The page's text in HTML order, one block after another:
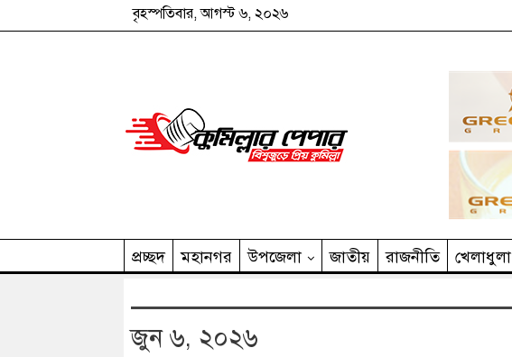
বৃহস্পতিবার, আগস্ট ৬, ২০২৬
প্রচ্ছদ মহানগর উপজেলা জাতীয় রাজনীতি খেলাধুলা
জুন ৬, ২০২৬